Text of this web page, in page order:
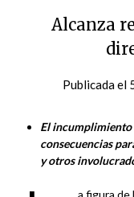
Alcanza
Publicada el
El incumplimiento
consecuencias
y otros